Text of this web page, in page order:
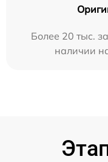
Более 20 тыс.
наличии